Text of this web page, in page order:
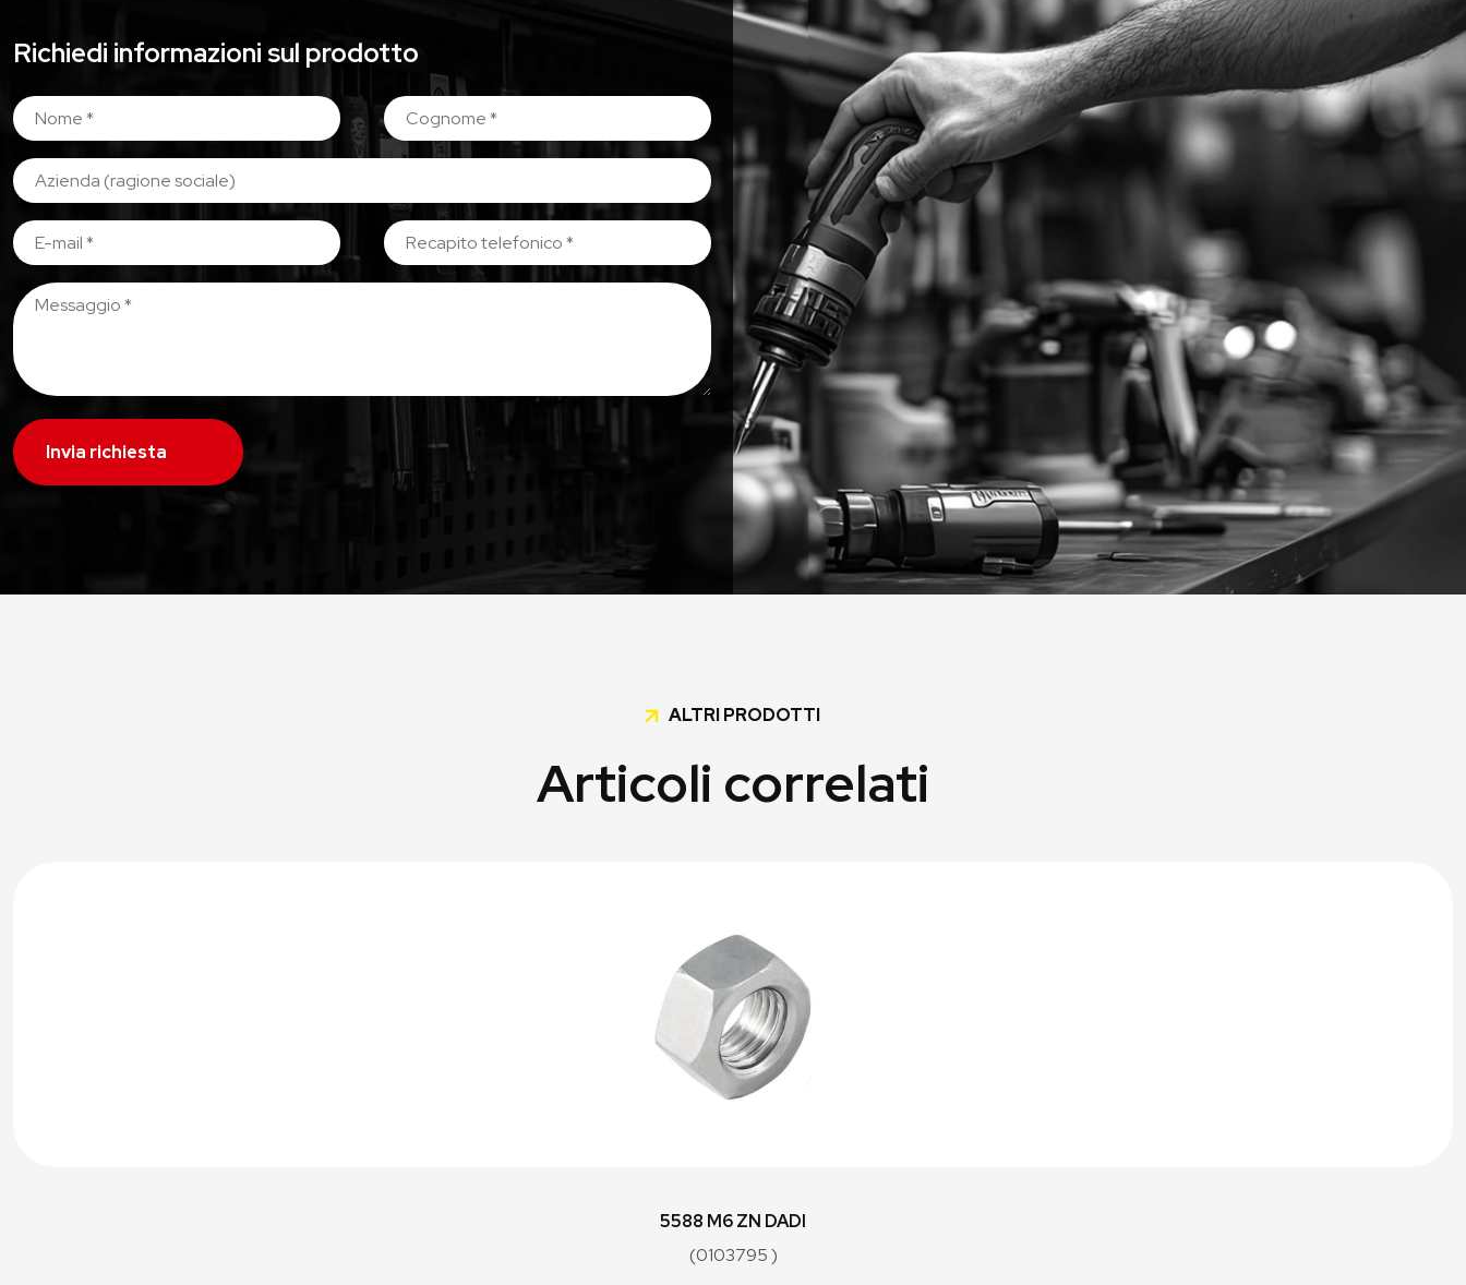
Richiedi informazioni sul prodotto
Invia richiesta
ALTRI PRODOTTI
Articoli correlati
5588 M6 ZN DADI
(0103795 )